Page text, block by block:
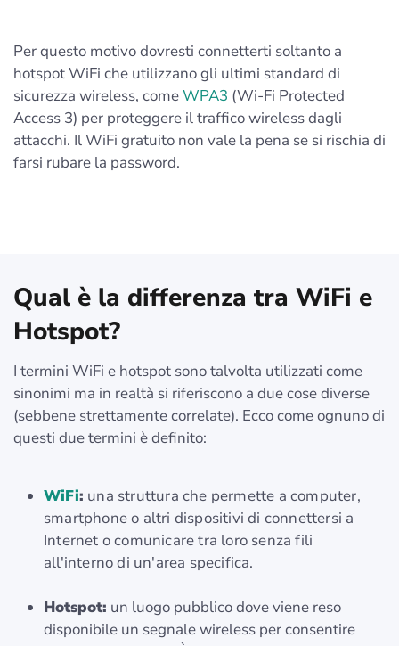
Per questo motivo dovresti connetterti soltanto a
hotspot WiFi che utilizzano gli ultimi standard di
sicurezza wireless, comeWPA3 (Wi-Fi Protected
Access 3) per proteggere il traffico wireless dagli
attacchi. Il WiFi gratuito non vale la pena se si rischia di
farsi rubare la password.
Qual è la differenza tra WiFi e
Hotspot?
I termini WiFi e hotspot sono talvolta utilizzati come
sinonimi ma in realtà si riferiscono a due cose diverse
(sebbene strettamente correlate). Ecco come ognuno di
questi due termini è definito:
WiFi: una struttura che permette a computer,
smartphone o altri dispositivi di connettersi a
Internet o comunicare tra loro senza fili
all'interno di un'area specifica.
Hotspot: un luogo pubblico dove viene reso
disponibile un segnale wireless per consentire